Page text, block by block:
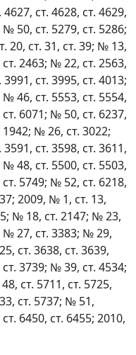
ст. 4628, ст. 4629,
50, ст. 5279, ст. 5286;
20, ст. 31, ст. 39; № 13,
2463; № 22, ст. 2563,
ст. 3995, ст. 4013;
46, ст. 5553, ст. 5554,
6071; № 50, ст. 6237,
1942; № 26, ст. 3022;
ст. 3598, ст. 3611,
48, ст. 5500, ст. 5503,
5749; № 52, ст. 6218,
2009, № 1, ст. 13,
№ 18, ст. 2147; № 23,
№ 27, ст. 3383; № 29,
ст. 3638, ст. 3639,
3739; № 39, ст. 4534;
ст. 5711, ст. 5725,
ст. 5737; № 51,
6450, ст. 6455; 2010,